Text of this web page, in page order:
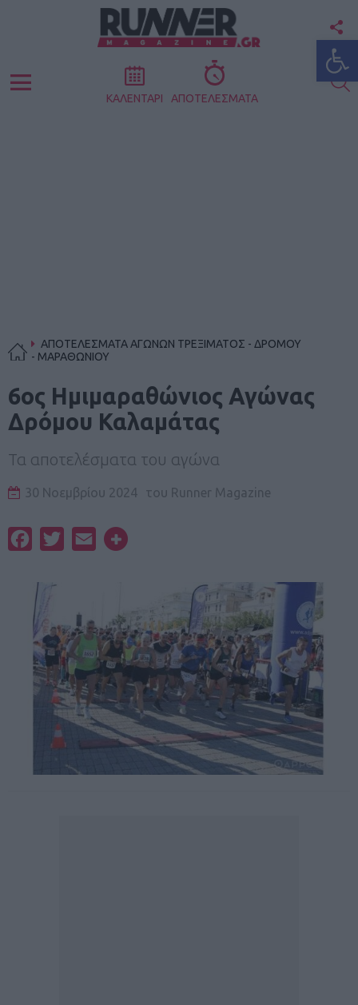
Menu ΚΑΛΕΝΤΑΡΙ ΑΠΟΤΕΛΕΣΜΑΤΑ
ΑΠΟΤΕΛΕΣΜΑΤΑ ΑΓΩΝΩΝ ΤΡΕΞΙΜΑΤΟΣ - ΔΡΟΜΟΥ
- ΜΑΡΑΘΩΝΙΟΥ
6ος Ημιμαραθώνιος Αγώνας
Δρόμου Καλαμάτας
Τα αποτελέσματα του αγώνα
30 Νοεμβρίου 2024 του Runner Magazine
FacebookTwitterEmail